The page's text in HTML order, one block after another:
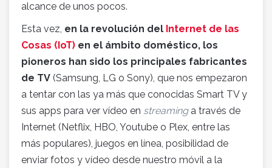
alcance de unos pocos.
Esta vez, en la revolución del Internet de las
Cosas (IoT) en el ámbito doméstico, los
pioneros han sido los principales fabricantes
de TV (Samsung, LG o Sony), que nos empezaron
a tentar con las ya más que conocidas Smart TV y
sus apps para ver vídeo en streaminga través de
Internet (Netflix, HBO, Youtube o Plex, entre las
más populares), juegos en línea, posibilidad de
enviar fotos y vídeo desde nuestro móvil a la